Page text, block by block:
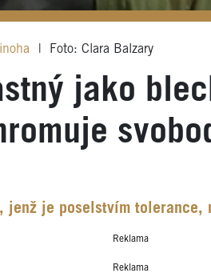
Foto: Clara Balzary
jako
jenž je poselstvím tolerance,
Reklama
Reklama